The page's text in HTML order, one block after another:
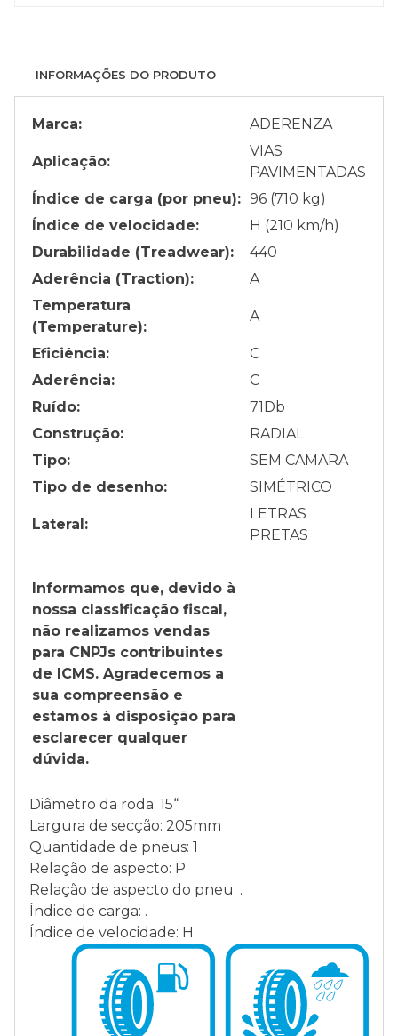
INFORMAÇÕES DO PRODUTO
Marca: ADERENZA
Aplicação:
VIAS
PAVIMENTADAS
Índice de carga (por pneu): 96 (710 kg)
Índice de velocidade:
H (210 km/h)
Durabilidade (Treadwear):
440
Aderência (Traction):
A
Temperatura
(Temperature):
A
Eficiência:
C
Aderência:
C
Ruído:
71Db
Construção:
RADIAL
Tipo:
SEM CAMARA
Tipo de desenho:
SIMÉTRICO
Lateral:
LETRAS
PRETAS
Informamos que, devido à
nossa classificação fiscal,
não realizamos vendas
para CNPJs contribuintes
de ICMS. Agradecemos a
sua compreensão e
estamos à disposição para
esclarecer qualquer
dúvida.
Diâmetro da roda: 15“
Largura de secção: 205mm
Quantidade de pneus: 1
Relação de aspecto: P
Relação de aspecto do pneu: .
Índice de carga: .
Índice de velocidade: H